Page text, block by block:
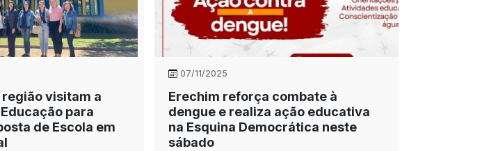
visitam a
para
de Escola em
07/11/2025
Erechim reforça combate à
dengue e realiza ação educativa
na Esquina Democrática neste
sábado